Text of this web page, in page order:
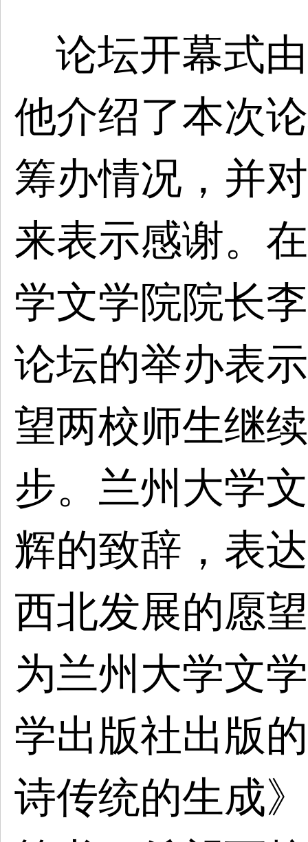
论坛开幕式
他介绍了本次
筹办情况，并
来表示感谢。
学文学院院长
论坛的举办表
望两校师生继
步。兰州大学
辉的致辞，表
西北发展的愿
为兰州大学文
学出版社出版
诗传统的生成